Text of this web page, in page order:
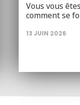
Vous vous
comment se
13 JUIN 2026